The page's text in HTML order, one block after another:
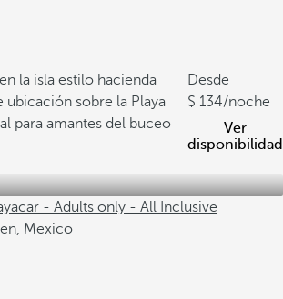
la isla estilo hacienda
ubicación sobre la Playa
para amantes del buceo
Desde
134/noche
Ver
disponibilidad
- Adults only - All Inclusive
Mexico